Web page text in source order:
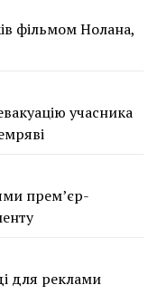
фільмом Нолана,
учасника
прем’єр-
для реклами